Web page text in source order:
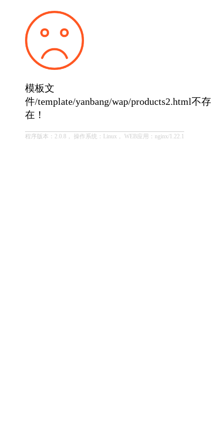
模板文
件/template/yanbang/wap/products2.html不存
在！
程序版本：2.0.8， 操作系统：Linux， WEB应用：nginx/1.22.1